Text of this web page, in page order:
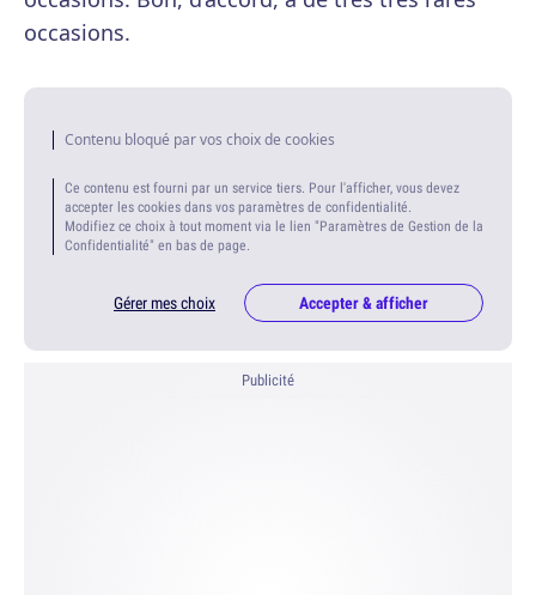
occasions.
Contenu bloqué par vos choix de cookies
Ce contenu est fourni par un service tiers. Pour l'afficher, vous devez
accepter les cookies dans vos paramètres de confidentialité.
Modifiez ce choix à tout moment via le lien "Paramètres de Gestion de la
Confidentialité" en bas de page.
Gérer mes choix Accepter & afficher
Publicité